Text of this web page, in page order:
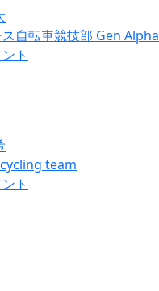
自転車競技部 Gen Alpha
ト
team
ト